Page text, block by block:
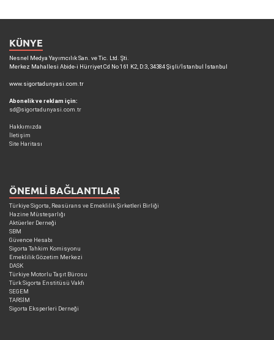
KÜNYE
Nesnel Medya Yayımcılık San. ve Tic. Ltd. Şti.
Merkez Mahallesi Abide-i Hürriyet Cd No 161 K2, D:3, 34384 Şişli/İstanbul İstanbul
www.sigortadunyasi.com.tr
Abonelik ve reklam için:
sd@sigortadunyasi.com.tr
Hakkımızda
İletişim
Site Haritası
ÖNEMLI BAĞLANTILAR
Türkiye Sigorta, Reasürans ve Emeklilik Şirketleri Birliği
Hazine Müsteşarlığı
Aktüerler Derneği
SBM
Güvence Hesabı
Sigorta Tahkim Komisyonu
Emeklilik Gözetim Merkezi
DASK
Türkiye Motorlu Taşıt Bürosu
Türk Sigorta Enstitüsü Vakfı
SEGEM
TARSİM
Sigorta Eksperleri Derneği